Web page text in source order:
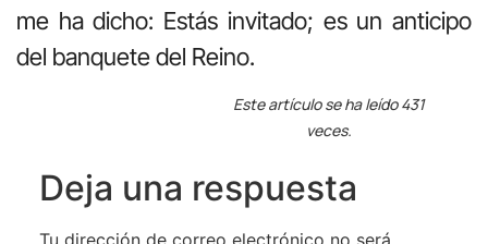
me ha dicho: Estás invitado; es un anticipo
del banquete del Reino.
Este artículo se ha leído 431
veces.
Deja una respuesta